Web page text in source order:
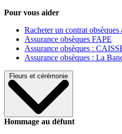
Pour vous aider
Racheter un contrat
Assurance obsèques FAPE
Assurance obsèques :
Assurance obsèques : La
Fleurs et cérémonie
Hommage au défunt